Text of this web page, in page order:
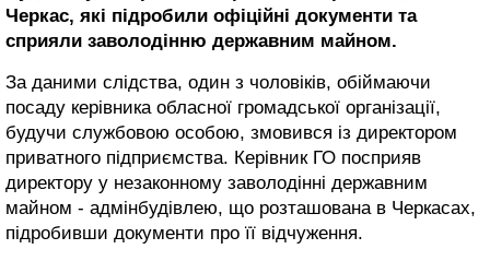
Черкас, які підробили офіційні документи та
сприяли заволодінню державним майном.
За даними слідства, один з чоловіків, обіймаючи
посаду керівника обласної громадської організації,
будучи службовою особою, змовився із директором
приватного підприємства. Керівник ГО посприяв
директору у незаконному заволодінні державним
майном - адмінбудівлею, що розташована в Черкасах,
підробивши документи про її відчуження.